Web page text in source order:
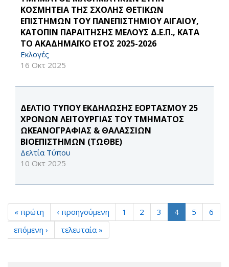
ΚΟΣΜΗΤΕΙΑ ΤΗΣ ΣΧΟΛΗΣ ΘΕΤΙΚΩΝ
ΕΠΙΣΤΗΜΩΝ ΤΟΥ ΠΑΝΕΠΙΣΤΗΜΙΟΥ ΑΙΓΑΙΟΥ,
ΚΑΤΟΠΙΝ ΠΑΡΑΙΤΗΣΗΣ ΜΕΛΟΥΣ Δ.Ε.Π., ΚΑΤΑ
ΤΟ ΑΚΑΔΗΜΑΪΚΟ ΕΤΟΣ 2025-2026
Εκλογές
16 Οκτ 2025
ΔΕΛΤΙΟ ΤΥΠΟΥ ΕΚΔΗΛΩΣΗΣ ΕΟΡΤΑΣΜΟΥ 25
ΧΡΟΝΩΝ ΛΕΙΤΟΥΡΓΙΑΣ ΤΟΥ ΤΜΗΜΑΤΟΣ
ΩΚΕΑΝΟΓΡΑΦΙΑΣ & ΘΑΛΑΣΣΙΩΝ
ΒΙΟΕΠΙΣΤΗΜΩΝ (ΤΩΘΒΕ)
Δελτία Τύπου
10 Οκτ 2025
« πρώτη ‹ προηγούμενη 1 2 3 4 5
6
επόμενη ›
τελευταία »